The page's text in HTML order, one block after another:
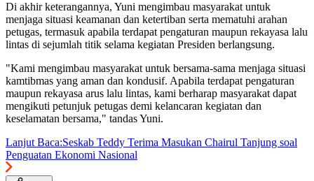
Di akhir keterangannya, Yuni mengimbau masyarakat untuk
menjaga situasi keamanan dan ketertiban serta mematuhi arahan
petugas, termasuk apabila terdapat pengaturan maupun rekayasa lalu
lintas di sejumlah titik selama kegiatan Presiden berlangsung.
"Kami mengimbau masyarakat untuk bersama-sama menjaga situasi
kamtibmas yang aman dan kondusif. Apabila terdapat pengaturan
maupun rekayasa arus lalu lintas, kami berharap masyarakat dapat
mengikuti petunjuk petugas demi kelancaran kegiatan dan
keselamatan bersama," tandas Yuni.
Lanjut Baca:Seskab Teddy Terima Masukan Chairul Tanjung soal
Penguatan Ekonomi Nasional